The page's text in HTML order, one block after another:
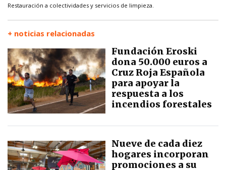
Restauración a colectividades y servicios de limpieza.
+ noticias relacionadas
Fundación Eroski
dona 50.000 euros a
Cruz Roja Española
para apoyar la
respuesta a los
incendios forestales
Nueve de cada diez
hogares incorporan
promociones a su